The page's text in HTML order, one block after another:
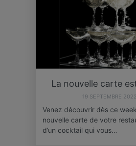
La nouvelle carte
19 SEPTEMBRE 2022
Venez découvrir dès ce
nouvelle carte de votre
d’un cocktail qui vous…